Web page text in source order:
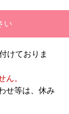
い
けておりま
ん。
せ等は、休み